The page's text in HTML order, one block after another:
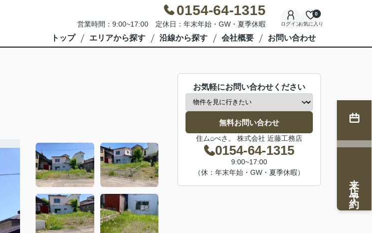
0154-64-1315
営業時間：9:00~17:00 定休日：年末年始・GW・夏季休暇 ログインお気に入り
0
トップ エリアから探す 沿線から探す 会社概要 お問い合わせ
お気軽にお問い合わせください
無料お問い合わせ
住ム⌂べさ。 株式会社 近藤工務店
0154-64-1315
9:00~17:00
（休：年末年始・GW・夏季休暇）
来店予約